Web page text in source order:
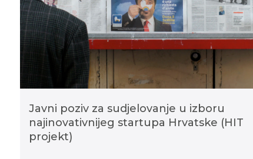
Javni poziv za sudjelovanje u izboru
najinovativnijeg startupa Hrvatske (HIT
projekt)